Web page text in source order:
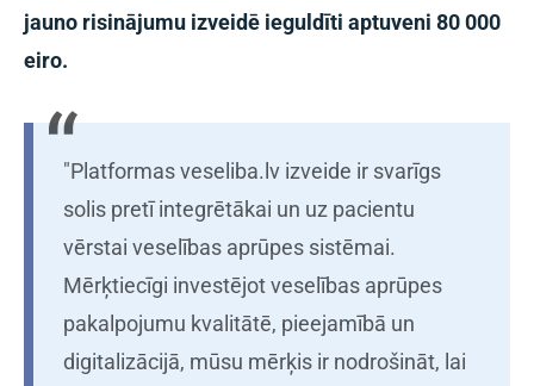
jauno risinājumu izveidē ieguldīti aptuveni 80 000
eiro.
"Platformas veseliba.lv izveide ir svarīgs
solis pretī integrētākai un uz pacientu
vērstai veselības aprūpes sistēmai.
Mērķtiecīgi investējot veselības aprūpes
pakalpojumu kvalitātē, pieejamībā un
digitalizācijā, mūsu mērķis ir nodrošināt, lai